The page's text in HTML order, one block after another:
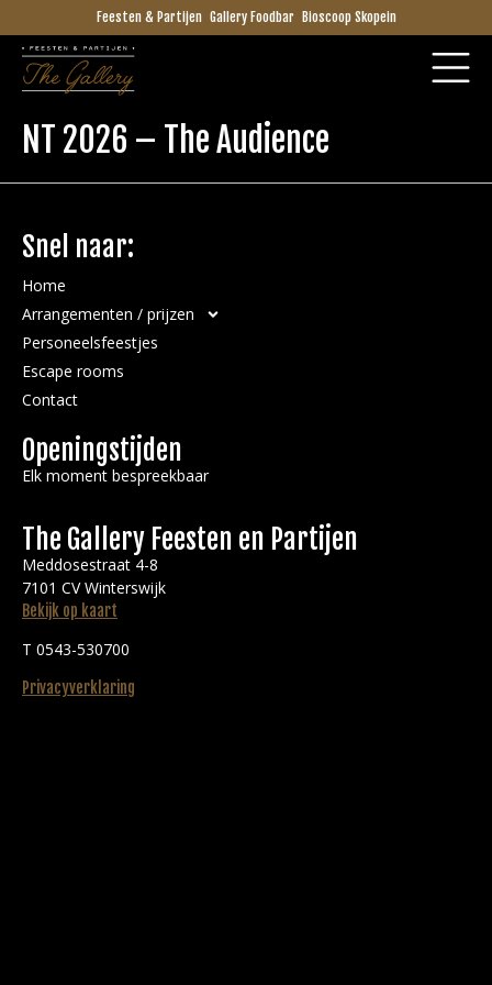
Feesten & Partijen Gallery Foodbar Bioscoop Skopein
NT 2026 – The Audience
Snel naar:
Home
Arrangementen / prijzen
Personeelsfeestjes
Escape rooms
Contact
Openingstijden
Elk moment bespreekbaar
The Gallery Feesten en Partijen
Meddosestraat 4-8
7101 CV Winterswijk
Bekijk op kaart
T 0543-530700
Privacyverklaring